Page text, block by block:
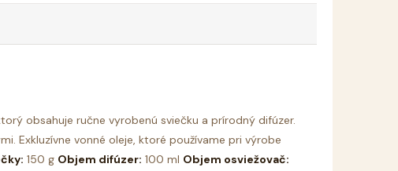
obsahuje ručne vyrobenú sviečku a prírodný difúzer.
Exkluzívne vonné oleje, ktoré používame pri výrobe
150 g Objem difúzer: 100 ml Objem osviežovač: